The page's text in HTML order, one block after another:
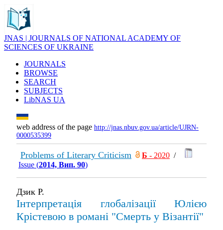
JNAS | JOURNALS OF NATIONAL ACADEMY OF
SCIENCES OF UKRAINE
JOURNALS
BROWSE
SEARCH
SUBJECTS
LibNAS UA
web address of the page http://jnas.nbuv.gov.ua/article/UJRN-
0000535399
Problems of Literary Criticism Б - 2020 /
Issue (2014, Вип. 90)
Дзик Р.
Інтерпретація глобалізації Юлією
Крістевою в романі "Смерть у Візантії"